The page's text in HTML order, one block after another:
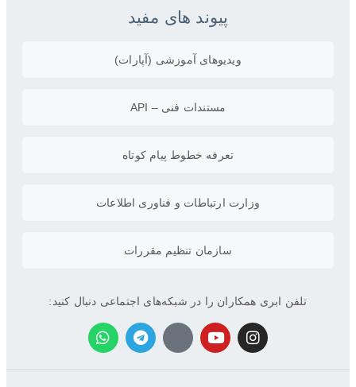
پیوند های مفید
ویدیو‌های آموزشی (آپارات)
مستندات فنی – API
تعرفه خطوط پیام کوتاه
وزارت ارتباطات و فناوری اطلاعات
سازمان تنظیم مقررات
تلفن ابری همکاران را در شبکه‌های اجتماعی دنبال کنید: